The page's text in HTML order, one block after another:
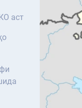
аст